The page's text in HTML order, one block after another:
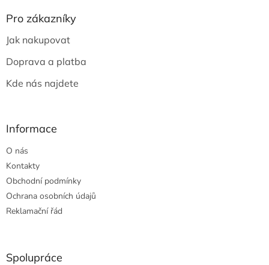
Pro zákazníky
Jak nakupovat
Doprava a platba
Kde nás najdete
Informace
O nás
Kontakty
Obchodní podmínky
Ochrana osobních údajů
Reklamační řád
Spolupráce